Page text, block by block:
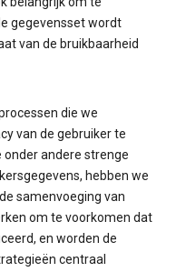
gegevensset wordt
van de bruikbaarheid
die we
van de gebruiker te
andere strenge
hebben we
samenvoeging van
om te voorkomen dat
en worden de
centraal